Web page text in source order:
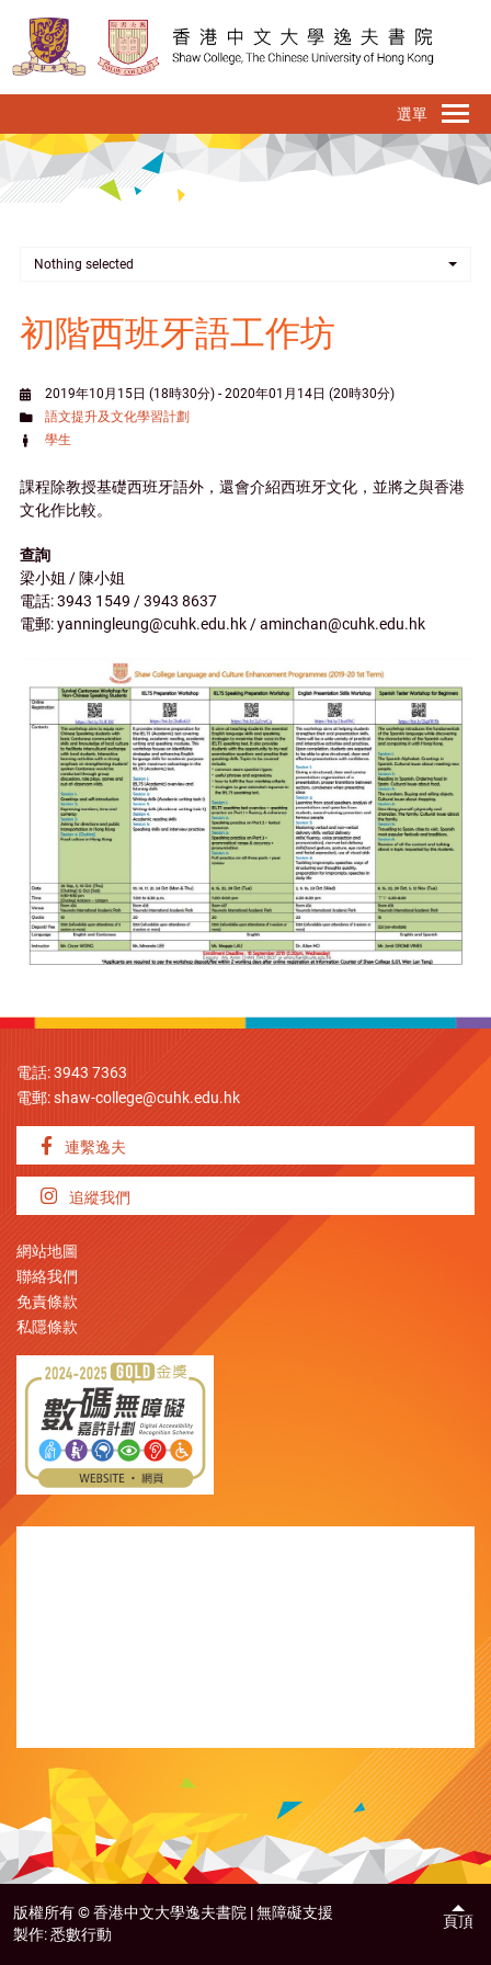
Nothing selected
初階西班牙語工作坊
2019年10月15日 (18時30分) -2020年01月14日 (20時30分)
語文提升及文化學習計劃
學生
課程除教授基礎西班牙語外，還會介紹西班牙文化，並將之與香港
文化作比較。
查詢
梁小姐 / 陳小姐
電話: 3943 1549 / 3943 8637
電郵: yanningleung@cuhk.edu.hk / aminchan@cuhk.edu.hk
電話: 3943 7363
電郵:shaw-college@cuhk.edu.hk
連繫逸夫
追縱我們
網站地圖
聯絡我們
免責條款
私隱條款
版權所有 ©香港中文大學逸夫書院 |無障礙支援
製作:悉數行動
頁頂